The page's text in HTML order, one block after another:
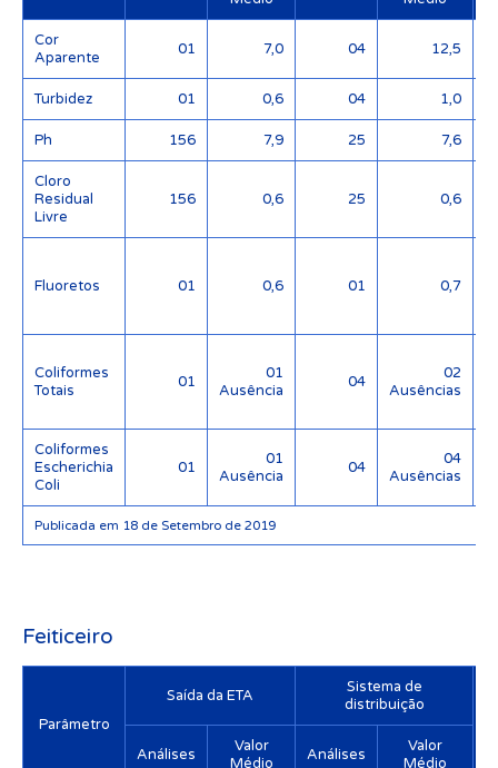
Publicada em 18 de Setembro de 2019
Cor
Aparente
01 7,0 04 12,5
Turbidez 01 0,6 04 1,0
Ph 156 7,9 25 7,6
Cloro
Residual
Livre
156 0,6 25 0,6
Fluoretos 01 0,6 01 0,7
Coliformes
Totais
01
01
Ausência
04
02
Ausências
Coliformes
Escherichia
Coli
01
01
Ausência
04
04
Ausências
Feiticeiro
Parâmetro
Saída da ETA
Sistema de
distribuição
Análises
Valor
Médio
Análises
Valor
Médio